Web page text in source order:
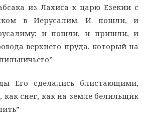
из Лахиса к царю Езекии с
в Иерусалим. И пошли, и
и пошли, и пришли, и
верхнего пруда, который на
Его сделались блистающими,
как снег, как на земле белильщик